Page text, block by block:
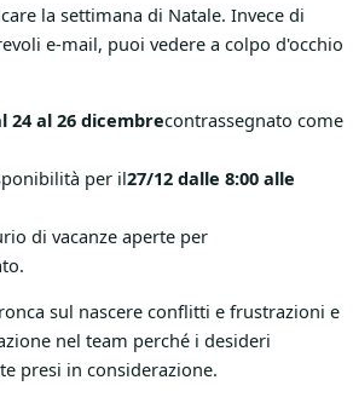
la settimana di Natale. Invece di
e-mail, puoi vedere a colpo d'occhio
24 al 26 dicembrecontrassegnato come
per il27/12 dalle 8:00 alle
di vacanze aperte per
sul nascere conflitti e frustrazioni e
nel team perché i desideri
presi in considerazione.